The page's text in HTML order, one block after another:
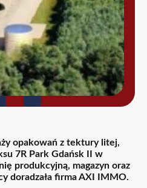
opakowań z tektury litej,
7R Park Gdańsk II w
produkcyjną, magazyn oraz
doradzała firma AXI IMMO.